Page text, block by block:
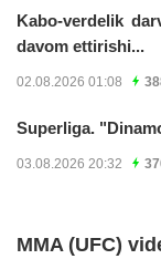
Kabo-verdelik
davom ettirishi...
02.08.2026 01:08
Superliga.
03.08.2026 20:32
MMA (UFC)